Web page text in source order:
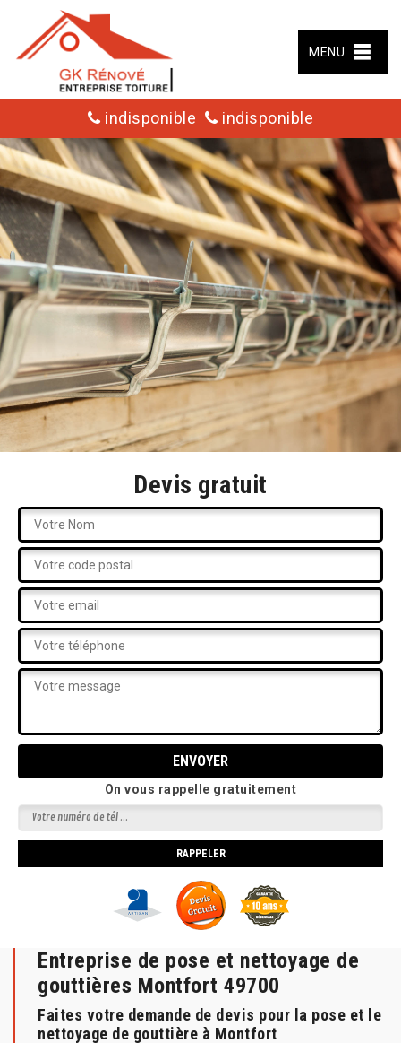
MENU
indisponible indisponible
Devis gratuit
On vous rappelle gratuitement
Entreprise de pose et nettoyage de
gouttières Montfort 49700
Faites votre demande de devis pour la pose et le
nettoyage de gouttière à Montfort